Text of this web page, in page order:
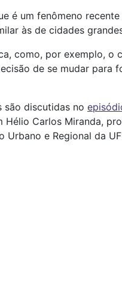
é um fenômeno recente
às de cidades
como, por exemplo, o
de se mudar para
são discutidas no
Hélio Carlos Miranda,
e Regional da